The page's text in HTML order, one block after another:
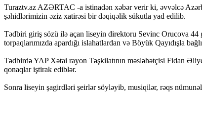
Turaztv.az AZƏRTAC -a istinadən xəbər verir ki, əvvəlcə
şəhidlərimizin əziz xatirəsi bir dəqiqəlik sükutla yad edilib.
Tədbiri giriş sözü ilə açan liseyin direktoru Sevinc Orucova
torpaqlarımızda apardığı islahatlardan və Böyük Qayıdışla
Tədbirdə YAP Xətai rayon Təşkilatının məsləhətçisi Fidan
qonaqlar iştirak ediblər.
Sonra liseyin şagirdləri şeirlər söyləyib, musiqilər, rəqs